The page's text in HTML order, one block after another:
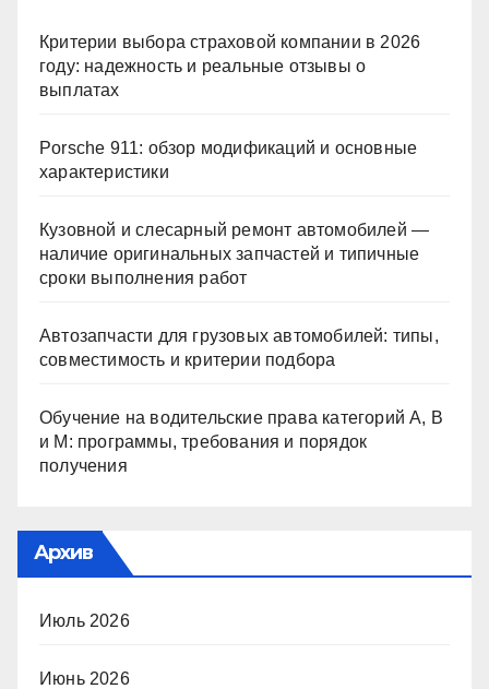
Критерии выбора страховой компании в 2026
году: надежность и реальные отзывы о
выплатах
Porsche 911: обзор модификаций и основные
характеристики
Кузовной и слесарный ремонт автомобилей —
наличие оригинальных запчастей и типичные
сроки выполнения работ
Автозапчасти для грузовых автомобилей: типы,
совместимость и критерии подбора
Обучение на водительские права категорий A, B
и M: программы, требования и порядок
получения
Архив
Июль 2026
Июнь 2026